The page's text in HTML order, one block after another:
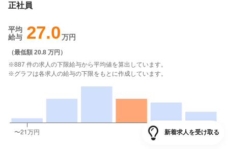
正社員
平均
給与 27.0万円
（最低額 20.8 万円 ）
※887 件の求人の下限給与から平均値を算出しています。
※グラフは各求人の給与の下限をもとに作成しています。
新着求人を受け取る